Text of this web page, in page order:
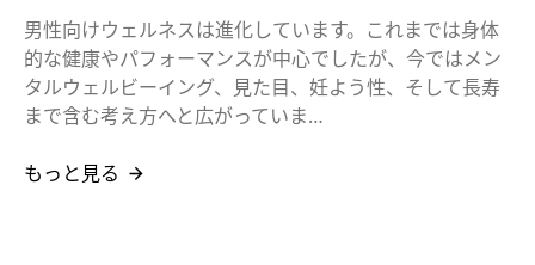
男性向けウェルネスは進化しています。これまでは身体
的な健康やパフォーマンスが中心でしたが、今ではメン
タルウェルビーイング、見た目、妊よう性、そして長寿
まで含む考え方へと広がっていま…
もっと見る